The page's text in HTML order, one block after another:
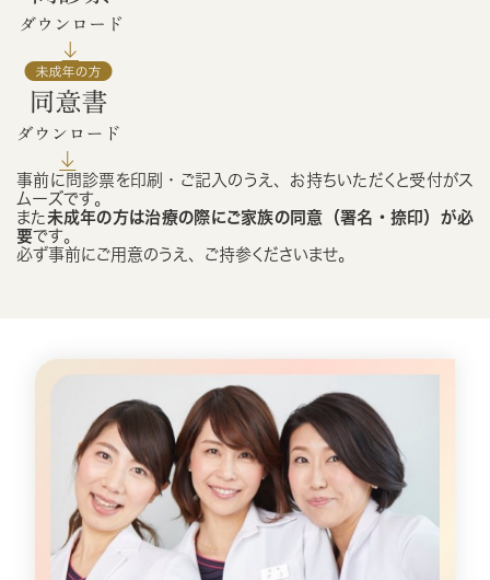
事前に問診票を印刷・ご記入のうえ、お持ちいただくと受付がス
ムーズです。
また 未成年の方は治療の際にご家族の同意（署名・捺印）が必
要です。
必ず事前にご用意のうえ、ご持参くださいませ。